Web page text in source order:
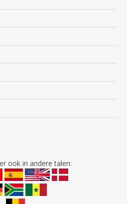
ook in andere talen: